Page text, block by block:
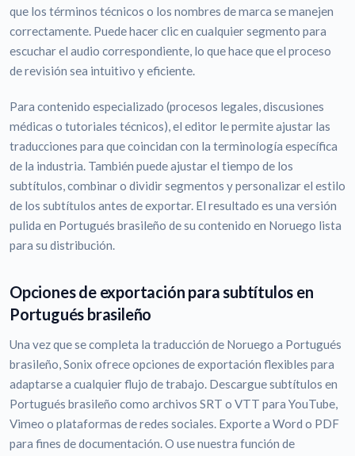
que los términos técnicos o los nombres de marca se manejen
correctamente. Puede hacer clic en cualquier segmento para
escuchar el audio correspondiente, lo que hace que el proceso
de revisión sea intuitivo y eficiente.
Para contenido especializado (procesos legales, discusiones
médicas o tutoriales técnicos), el editor le permite ajustar las
traducciones para que coincidan con la terminología específica
de la industria. También puede ajustar el tiempo de los
subtítulos, combinar o dividir segmentos y personalizar el estilo
de los subtítulos antes de exportar. El resultado es una versión
pulida en Portugués brasileño de su contenido en Noruego lista
para su distribución.
Opciones de exportación para subtítulos en
Portugués brasileño
Una vez que se completa la traducción de Noruego a Portugués
brasileño, Sonix ofrece opciones de exportación flexibles para
adaptarse a cualquier flujo de trabajo. Descargue subtítulos en
Portugués brasileño como archivos SRT o VTT para YouTube,
Vimeo o plataformas de redes sociales. Exporte a Word o PDF
para fines de documentación. O use nuestra función de